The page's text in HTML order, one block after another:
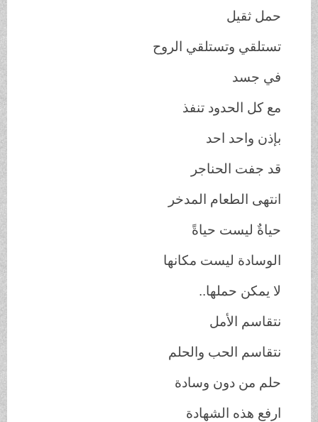
حمل ثقيل
تستلقي وتستلقي الروح
في جسد
مع كل الحدود تنفذ
بإذن واحد احد
قد جفت الحناجر
انتهى الطعام المدخر
حياةٌ ليست حياةً
الوسادة ليست مكانها
لا يمكن حملها..
نتقاسم الأمل
نتقاسم الحب والحلم
حلم من دون وسادة
ارفع هذه الشهادة